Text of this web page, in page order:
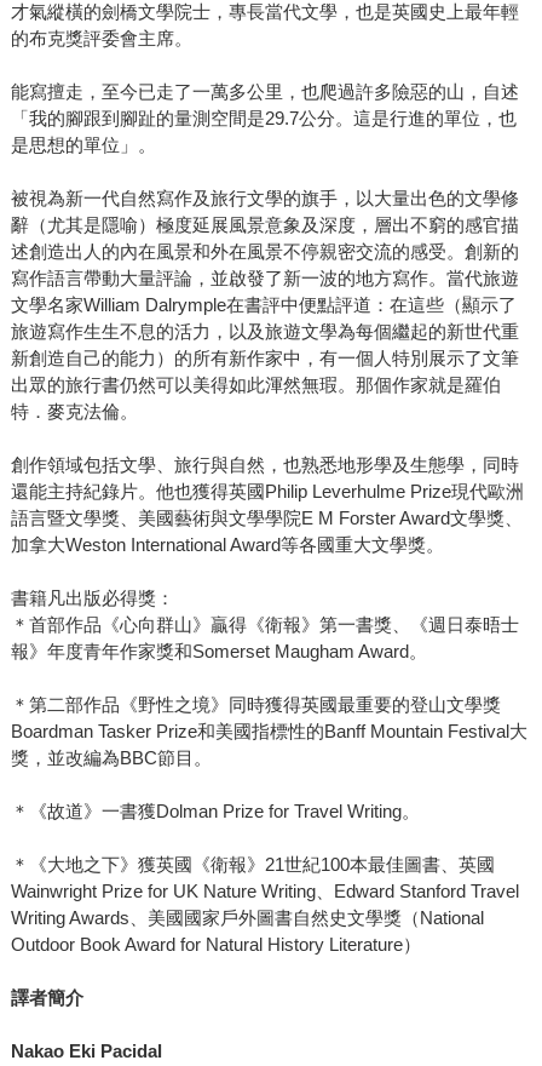
才氣縱橫的劍橋文學院士，專長當代文學，也是英國史上最年輕
的布克獎評委會主席。
能寫擅走，至今已走了一萬多公里，也爬過許多險惡的山，自述
「我的腳跟到腳趾的量測空間是29.7公分。這是行進的單位，也
是思想的單位」。
被視為新一代自然寫作及旅行文學的旗手，以大量出色的文學修
辭（尤其是隱喻）極度延展風景意象及深度，層出不窮的感官描
述創造出人的內在風景和外在風景不停親密交流的感受。創新的
寫作語言帶動大量評論，並啟發了新一波的地方寫作。當代旅遊
文學名家William Dalrymple在書評中便點評道：在這些（顯示了
旅遊寫作生生不息的活力，以及旅遊文學為每個繼起的新世代重
新創造自己的能力）的所有新作家中，有一個人特別展示了文筆
出眾的旅行書仍然可以美得如此渾然無瑕。那個作家就是羅伯
特．麥克法倫。
創作領域包括文學、旅行與自然，也熟悉地形學及生態學，同時
還能主持紀錄片。他也獲得英國Philip Leverhulme Prize現代歐洲
語言暨文學獎、美國藝術與文學學院E M Forster Award文學獎、
加拿大Weston International Award等各國重大文學獎。
書籍凡出版必得獎：
＊首部作品《心向群山》贏得《衛報》第一書獎、《週日泰晤士
報》年度青年作家獎和Somerset Maugham Award。
＊第二部作品《野性之境》同時獲得英國最重要的登山文學獎
Boardman Tasker Prize和美國指標性的Banff Mountain Festival大
獎，並改編為BBC節目。
＊《故道》一書獲Dolman Prize for Travel Writing。
＊《大地之下》獲英國《衛報》21世紀100本最佳圖書、英國
Wainwright Prize for UK Nature Writing、Edward Stanford Travel
Writing Awards、美國國家戶外圖書自然史文學獎（National
Outdoor Book Award for Natural History Literature）
譯者簡介
Nakao Eki Pacidal